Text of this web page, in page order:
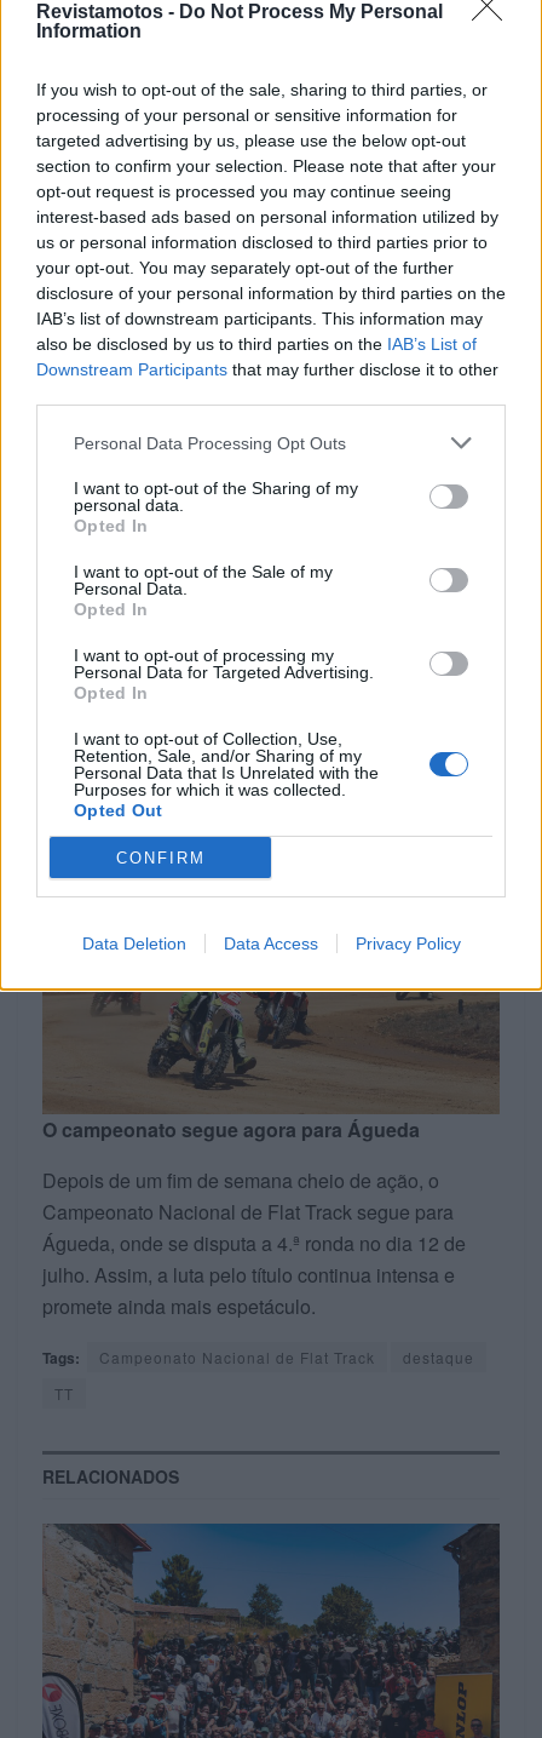
Revistamotos - Do Not Process My Personal
Information
If you wish to opt-out of the sale, sharing to third parties, or
processing of your personal or sensitive information for
targeted advertising by us, please use the below opt-out
section to confirm your selection. Please note that after your
opt-out request is processed you may continue seeing
interest-based ads based on personal information utilized by
us or personal information disclosed to third parties prior to
your opt-out. You may separately opt-out of the further
disclosure of your personal information by third parties on the
IAB’s list of downstream participants. This information may
also be disclosed by us to third parties on the IAB’s List of
Downstream Participants that may further disclose it to other
Personal Data Processing Opt Outs
I want to opt-out of the Sharing of my
personal data.
Opted In
I want to opt-out of the Sale of my
Personal Data.
Opted In
I want to opt-out of processing my
Personal Data for Targeted Advertising.
Opted In
I want to opt-out of Collection, Use,
Retention, Sale, and/or Sharing of my
Personal Data that Is Unrelated with the
Purposes for which it was collected.
Opted Out
CONFIRM
Data Deletion Data Access Privacy Policy
Pereira e Enzo Esperança dividiram as qualificações
e Pereira voltou a vencer a final, desta vez batendo
Rodrigo Mendes. Já nos Infantis A, Enzo Mateus
respondeu com força e venceu tudo, mostrando ritmo
sólido no novo piso.
Em Mini Flat Track, Duarte Fernandes voltou a
dominar e somou mais três vitórias, mantendo um
registo perfeito no campeonato. O mesmo aconteceu
nas Tracker, onde Luís Sousa voltou a vencer todas
as corridas, sempre seguido por José Alves e Carlos
Fábio Felícia venceu a MQ1, Luís Sousa ganhou a
MQ2 e Henrique Pinheiro voltou a vencer a final,
repetindo o feito de sábado.
Nas Promo Bike, Miguel Fernandes voltou a vencer
tudo, apesar da forte oposição de André Felícia. E,
finalmente, nas Dirt Bike, Fernandes repetiu o hat
trick, mas com Álvaro Pereira sempre muito perto. Na
final, a diferença entre ambos foi de apenas 0,2
segundos, o que elevou ainda mais a tensão.
O campeonato segue agora para Águeda
Depois de um fim de semana cheio de ação, o
Campeonato Nacional de Flat Track segue para
Águeda, onde se disputa a 4.ª ronda no dia 12 de
julho. Assim, a luta pelo título continua intensa e
promete ainda mais espetáculo.
Tags: Campeonato Nacional de Flat Track
destaque
TT
RELACIONADOS